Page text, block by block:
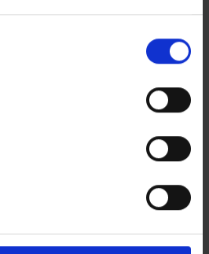
SUSCRIPCIÓN
CAPITALES DE
PROVINCIA 2
Sólo para usuarios
registrados